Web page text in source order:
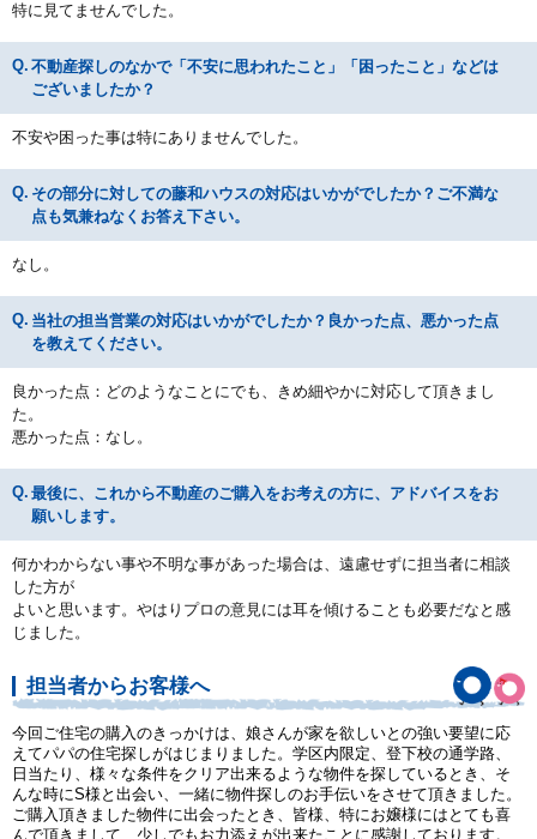
特に見てませんでした。
不動産探しのなかで「不安に思われたこと」「困ったこと」などは
ございましたか？
不安や困った事は特にありませんでした。
その部分に対しての藤和ハウスの対応はいかがでしたか？ご不満な
点も気兼ねなくお答え下さい。
なし。
当社の担当営業の対応はいかがでしたか？良かった点、悪かった点
を教えてください。
良かった点：どのようなことにでも、きめ細やかに対応して頂きまし
た。
悪かった点：なし。
最後に、これから不動産のご購入をお考えの方に、アドバイスをお
願いします。
何かわからない事や不明な事があった場合は、遠慮せずに担当者に相談
した方が
よいと思います。やはりプロの意見には耳を傾けることも必要だなと感
じました。
担当者からお客様へ
今回ご住宅の購入のきっかけは、娘さんが家を欲しいとの強い要望に応
えてパパの住宅探しがはじまりました。学区内限定、登下校の通学路、
日当たり、様々な条件をクリア出来るような物件を探しているとき、そ
んな時にS様と出会い、一緒に物件探しのお手伝いをさせて頂きました。
ご購入頂きました物件に出会ったとき、皆様、特にお嬢様にはとても喜
んで頂きまして、少しでもお力添えが出来たことに感謝しております。